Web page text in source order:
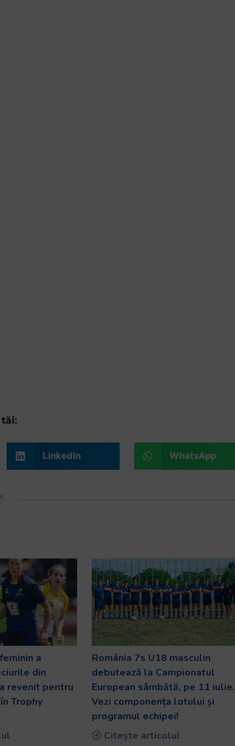
LinkedIn WhatsApp
a
din
revenit pentru
Trophy
România 7s U18 masculin
debutează la Campionatul
European sâmbătă, pe 11 iulie.
Vezi componența lotului și
programul echipei!
Citește articolul